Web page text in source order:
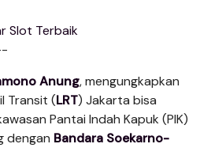
Slot Terbaik
Anung, mengungkapkan
Transit (LRT) Jakarta bisa
Pantai Indah Kapuk (PIK)
dengan Bandara Soekarno-